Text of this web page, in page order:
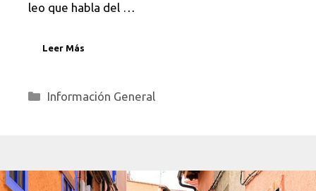
leo que habla del …
Leer Más
Categorías
Información General